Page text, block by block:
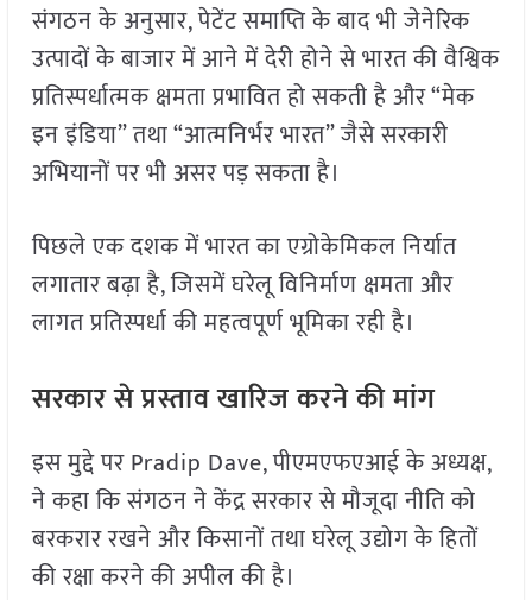
संगठन के अनुसार, पेटेंट समाप्ति के बाद भी जेनेरिक
उत्पादों के बाजार में आने में देरी होने से भारत की वैश्विक
प्रतिस्पर्धात्मक क्षमता प्रभावित हो सकती है और “मेक
इन इंडिया” तथा “आत्मनिर्भर भारत” जैसे सरकारी
अभियानों पर भी असर पड़ सकता है।
पिछले एक दशक में भारत का एग्रोकेमिकल निर्यात
लगातार बढ़ा है, जिसमें घरेलू विनिर्माण क्षमता और
लागत प्रतिस्पर्धा की महत्वपूर्ण भूमिका रही है।
सरकार से प्रस्ताव खारिज करने की मांग
इस मुद्दे पर Pradip Dave, पीएमएफएआई के अध्यक्ष,
ने कहा कि संगठन ने केंद्र सरकार से मौजूदा नीति को
बरकरार रखने और किसानों तथा घरेलू उद्योग के हितों
की रक्षा करने की अपील की है।